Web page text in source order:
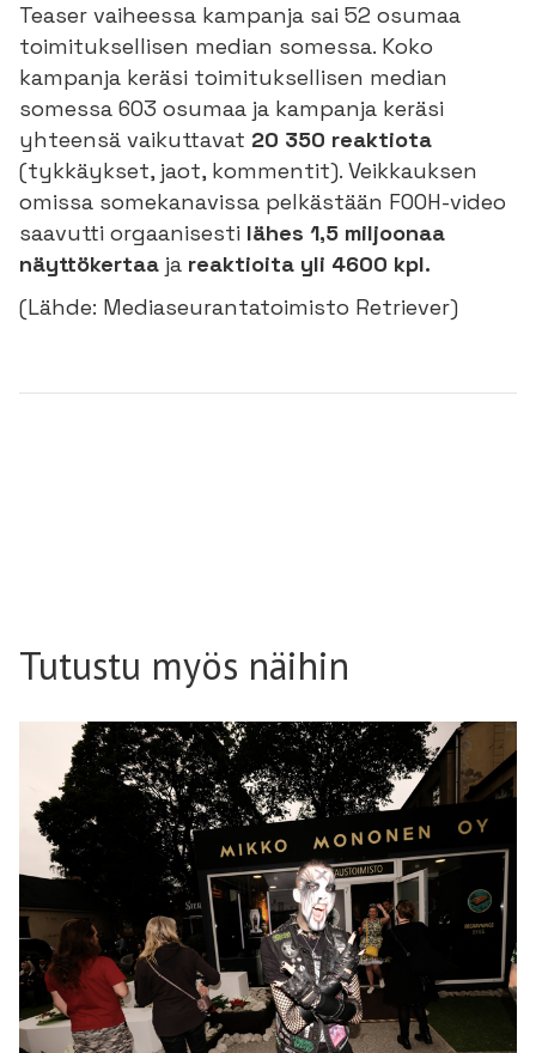
Teaser vaiheessa kampanja sai 52 osumaa
toimituksellisen median somessa. Koko
kampanja keräsi toimituksellisen median
somessa 603 osumaa ja kampanja keräsi
yhteensä vaikuttavat 20 350 reaktiota
(tykkäykset, jaot, kommentit). Veikkauksen
omissa somekanavissa pelkästään FOOH-video
saavutti orgaanisesti lähes 1,5 miljoonaa
näyttökertaa ja reaktioita yli 4600 kpl.
(Lähde: Mediaseurantatoimisto Retriever)
Tutustu myös näihin